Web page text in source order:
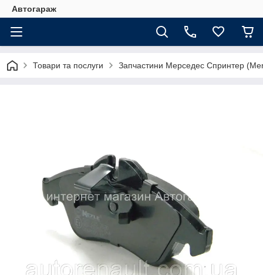
Автогараж
Товари та послуги Запчастини Мерседес Спринтер